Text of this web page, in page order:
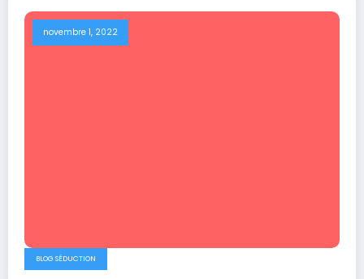
novembre 1, 2022
BLOG SÉDUCTION